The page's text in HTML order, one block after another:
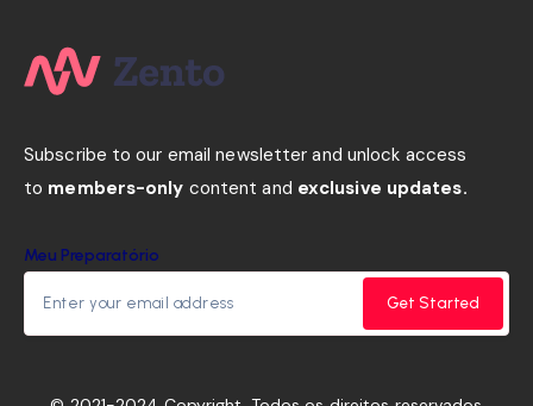
Subscribe to our email newsletter and unlock access
to members-only content and exclusive updates.
Meu Preparatório
Get Started